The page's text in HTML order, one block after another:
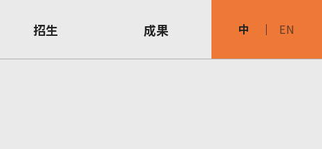
招生 成果 中 EN